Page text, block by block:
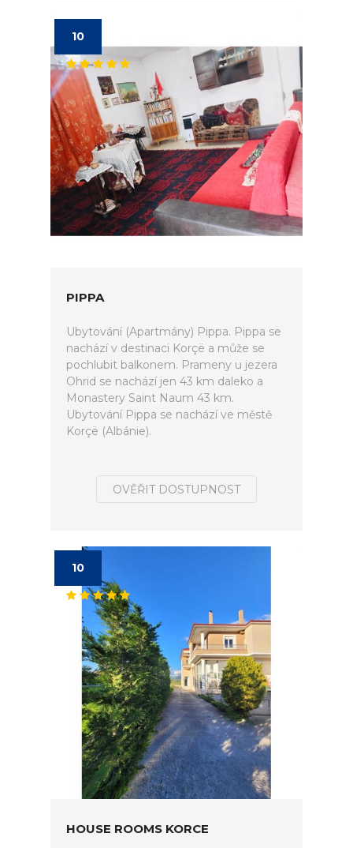
10
PIPPA
Ubytování (Apartmány) Pippa. Pippa se
nachází v destinaci Korçë a může se
pochlubit balkonem. Prameny u jezera
Ohrid se nachází jen 43 km daleko a
Monastery Saint Naum 43 km.
Ubytování Pippa se nachází ve městě
Korçë (Albánie).
OVĚŘIT DOSTUPNOST
10
HOUSE ROOMS KORCE